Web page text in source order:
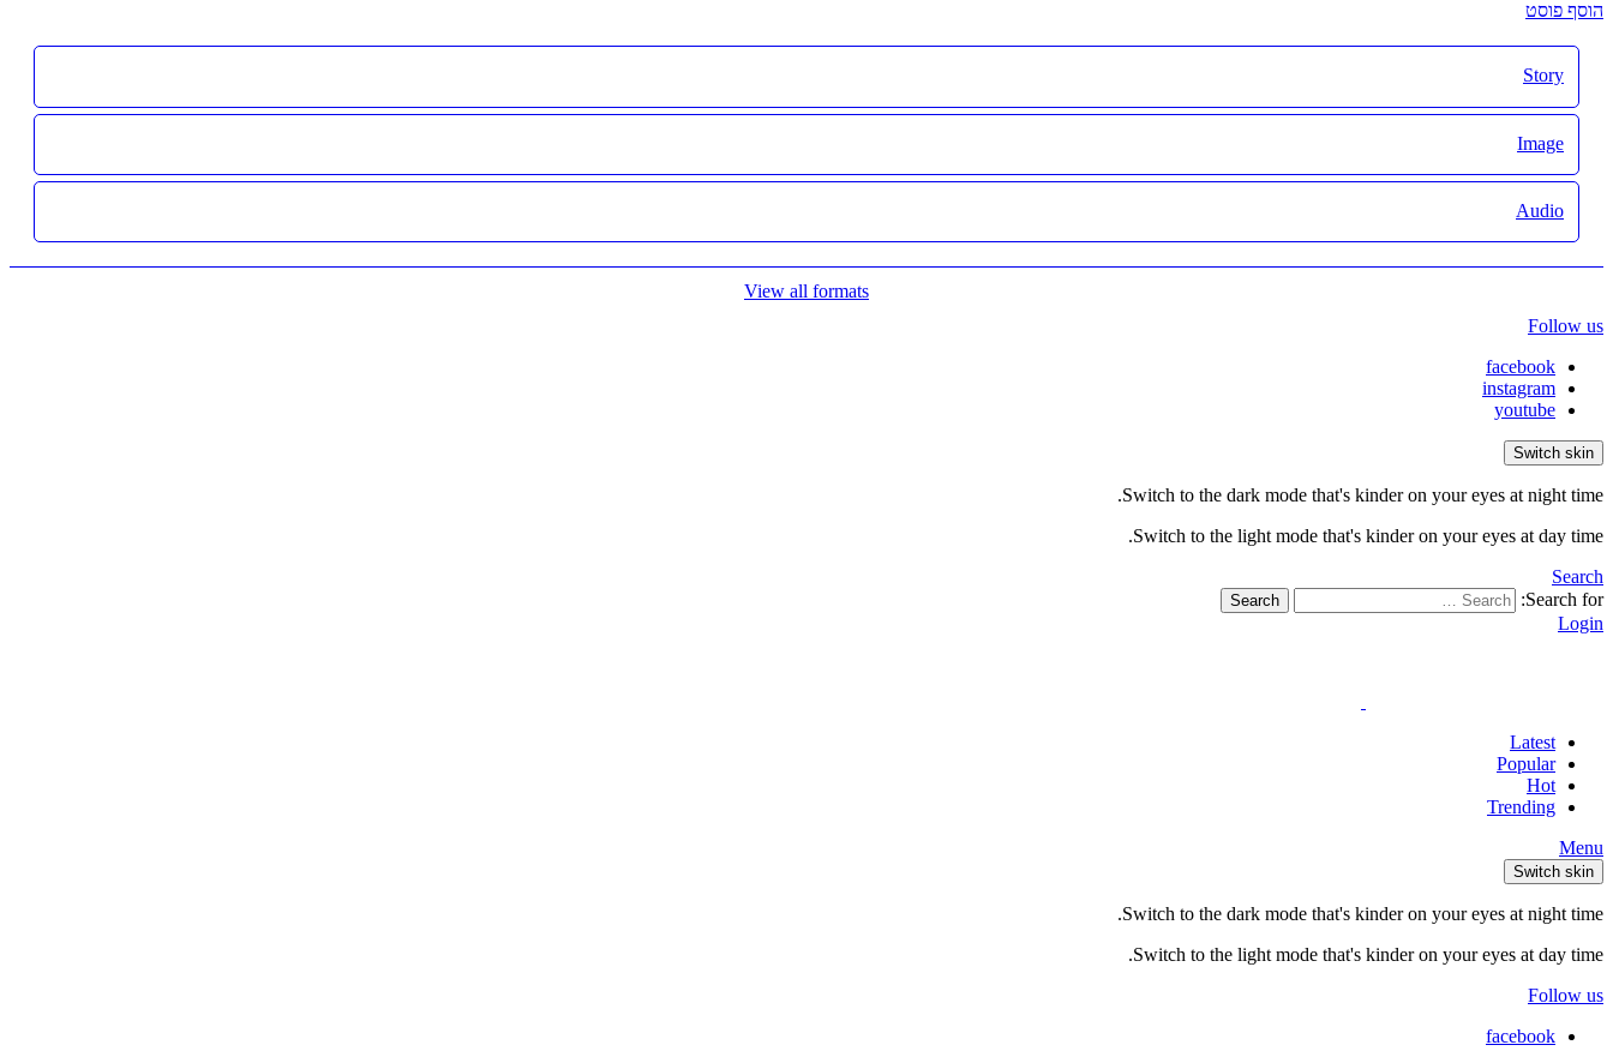
הוסף פוסט
Story
Image
Audio
View all formats
Follow us
facebook
instagram
youtube
Switch skin
Switch to the dark mode that's kinder on your eyes at night time.
Switch to the light mode that's kinder on your eyes at day time.
Search
Search for:
Search
Login
Latest
Popular
Hot
Trending
Menu
Switch skin
Switch to the dark mode that's kinder on your eyes at night time.
Switch to the light mode that's kinder on your eyes at day time.
Follow us
facebook